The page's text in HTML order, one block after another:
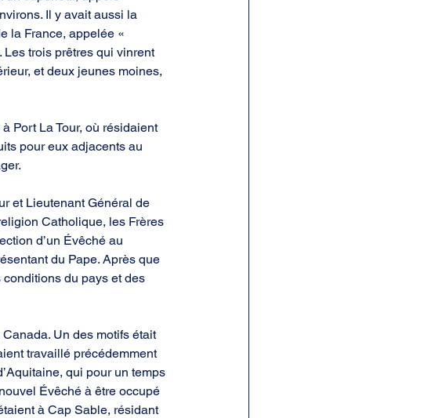
Il y avait aussi la
la France, appelée «
trois prêtres qui vinrent
et deux jeunes moines,
Port La Tour, où résidaient
pour eux adjacents au
et Lieutenant Général de
Catholique, les Frères
d’un Évêché au
du Pape. Après que
du pays et des
Un des motifs était
travaillé précédemment
qui pour un temps
Évêché à être occupé
à Cap Sable, résidant